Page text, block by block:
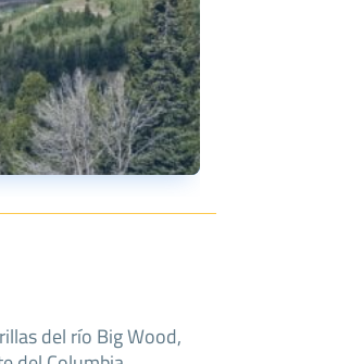
del río Big Wood,